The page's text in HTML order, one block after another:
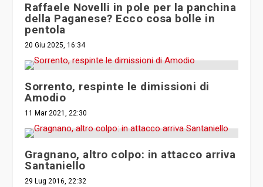
Raffaele Novelli in pole per la panchina
della Paganese? Ecco cosa bolle in
pentola
20 Giu 2025, 16:34
Sorrento, respinte le dimissioni di
Amodio
11 Mar 2021, 22:30
Gragnano, altro colpo: in attacco arriva
Santaniello
29 Lug 2016, 22:32